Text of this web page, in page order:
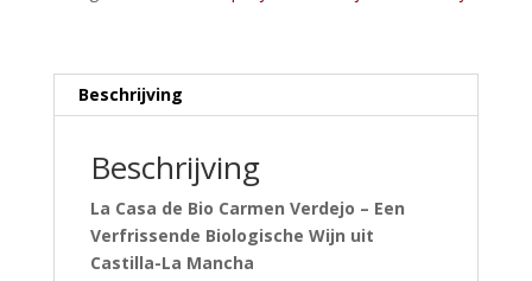
Verdejo
Beschrijving
Beschrijving
La Casa de Bio Carmen Verdejo – Een
Verfrissende Biologische Wijn uit
Castilla-La Mancha